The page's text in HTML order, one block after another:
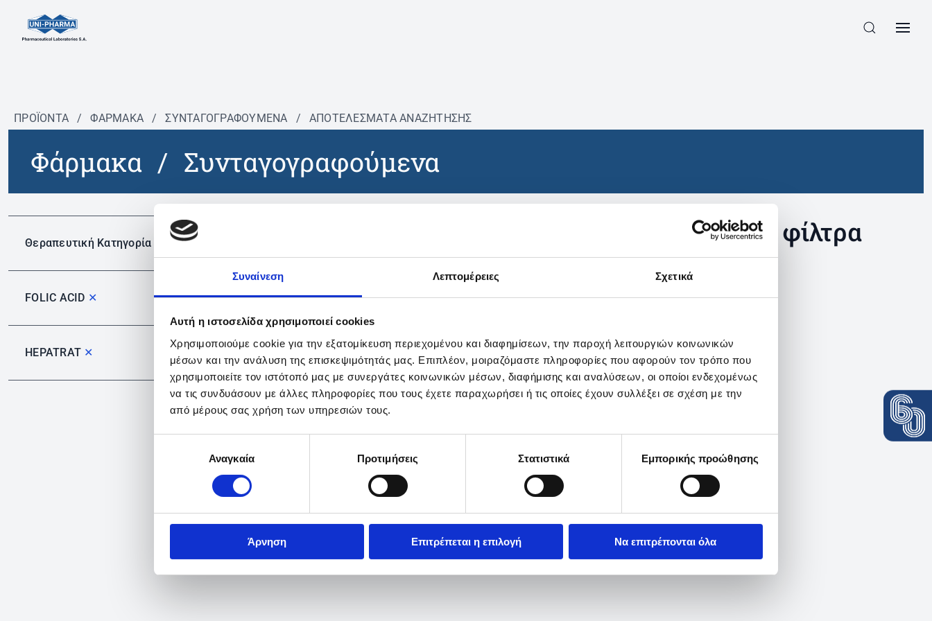
Συναίνεση Λεπτομέρειες Σχετικά
Αυτή η ιστοσελίδα χρησιμοποιεί cookies
Χρησιμοποιούμε cookie για την εξατομίκευση περιεχομένου και διαφημίσεων, την παροχή λειτουργιών κοινωνικών
μέσων και την ανάλυση της επισκεψιμότητάς μας. Επιπλέον, μοιραζόμαστε πληροφορίες που αφορούν τον τρόπο που
χρησιμοποιείτε τον ιστότοπό μας με συνεργάτες κοινωνικών μέσων, διαφήμισης και αναλύσεων, οι οποίοι ενδεχομένως
να τις συνδυάσουν με άλλες πληροφορίες που τους έχετε παραχωρήσει ή τις οποίες έχουν συλλέξει σε σχέση με την
από μέρους σας χρήση των υπηρεσιών τους.
συγκατάθεσηςΑναγκαία Προτιμήσεις Στατιστικά Εμπορικής προώθησης
Άρνηση Επιτρέπεται η επιλογή Να επιτρέπονται όλα
ΠΡΟΪΟΝΤΑ / ΦΆΡΜΑΚΑ / ΣΥΝΤΑΓΟΓΡΑΦΟΎΜΕΝΑ / ΑΠΟΤΕΛΕΣΜΑΤΑ ΑΝΑΖΗΤΗΣΗΣ
Φάρμακα / Συνταγογραφούμενα
Θεραπευτική Κατηγορία
FOLIC ACID ✕
HEPATRAT ✕
Δεν βρέθηκαν προϊόντα με τα συγκεκριμένα φίλτρα